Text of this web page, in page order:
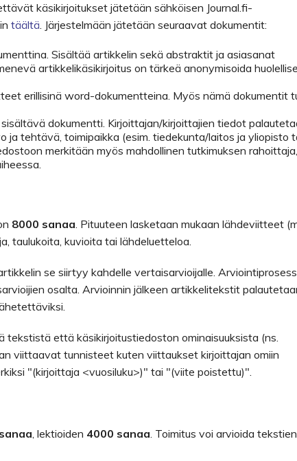
käsikirjoitukset jätetään sähköisen Journal.fi-
täältä. Järjestelmään jätetään seuraavat dokumentit:
Sisältää artikkelin sekä abstraktit ja asiasanat
artikkelikäsikirjoitus on tärkeä anonymisoida
erillisinä word-dokumentteina. Myös nämä dokumentit
dokumentti. Kirjoittajan/kirjoittajien tiedot
ja tehtävä, toimipaikka (esim. tiedekunta/laitos ja yliopisto
merkitään myös mahdollinen tutkimuksen rahoittaja,
8000 sanaa. Pituuteen lasketaan mukaan lähdeviitteet
taulukoita, kuvioita tai lähdeluetteloa.
se siirtyy kahdelle vertaisarvioijalle.
osalta. Arvioinnin jälkeen artikkelitekstit
tekstistä että käsikirjoitustiedoston ominaisuuksista (ns.
viittaavat tunnisteet kuten viittaukset kirjoittajan omiin
"(kirjoittaja <vuosiluku>)" tai "(viite poistettu)".
, lektioiden 4000 sanaa. Toimitus voi arvioida tekstien